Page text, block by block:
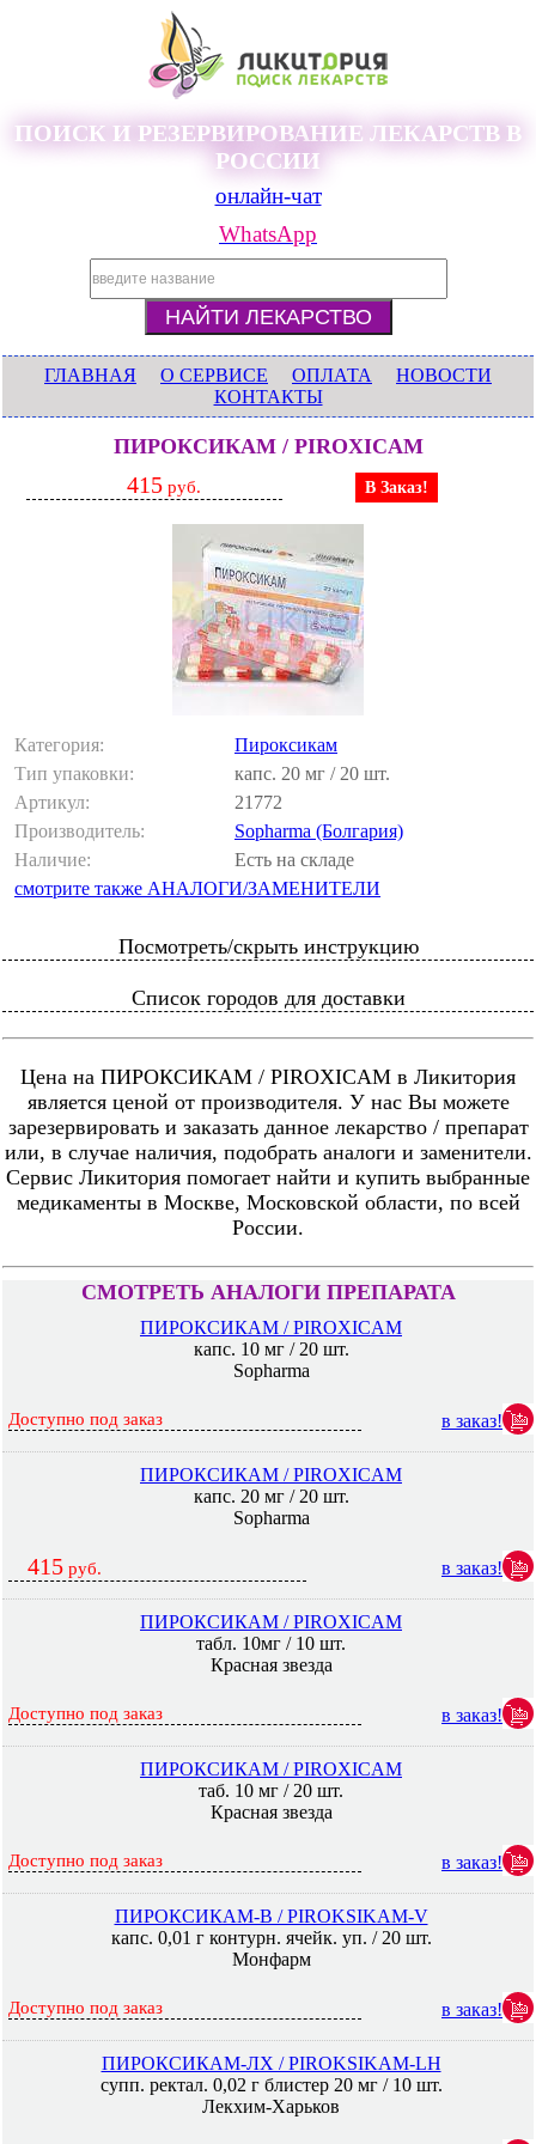
ПОИСК И РЕЗЕРВИРОВАНИЕ ЛЕКАРСТВ В
РОССИИ
онлайн-чат
WhatsApp
ГЛАВНАЯ О СЕРВИСЕ ОПЛАТА
НОВОСТИ
КОНТАКТЫ
ПИРОКСИКАМ / PIROXICAM
415 руб. В Заказ!
Категория:
Пироксикам
Тип упаковки:
капс. 20 мг / 20 шт.
Артикул:
21772
Производитель:
Sopharma (Болгария)
Наличие:
Есть на складе
смотрите также АНАЛОГИ/ЗАМЕНИТЕЛИ
Посмотреть/скрыть инструкцию
Список городов для доставки
Цена на ПИРОКСИКАМ / PIROXICAM в Ликитория
является ценой от производителя. У нас Вы можете
зарезервировать и заказать данное лекарство / препарат
или, в случае наличия, подобрать аналоги и заменители.
Сервис Ликитория помогает найти и купить выбранные
медикаменты в Москве, Московской области, по всей
России.
СМОТРЕТЬ АНАЛОГИ ПРЕПАРАТА
ПИРОКСИКАМ / PIROXICAM
капс. 10 мг / 20 шт.
Sopharma
Доступно под заказ в заказ!
ПИРОКСИКАМ / PIROXICAM
капс. 20 мг / 20 шт.
Sopharma
415 руб. в заказ!
ПИРОКСИКАМ / PIROXICAM
табл. 10мг / 10 шт.
Красная звезда
Доступно под заказ в заказ!
ПИРОКСИКАМ / PIROXICAM
таб. 10 мг / 20 шт.
Красная звезда
Доступно под заказ в заказ!
ПИРОКСИКАМ-В / PIROKSIKAM-V
капс. 0,01 г контурн. ячейк. уп. / 20 шт.
Монфарм
Доступно под заказ в заказ!
ПИРОКСИКАМ-ЛХ / PIROKSIKAM-LH
супп. ректал. 0,02 г блистер 20 мг / 10 шт.
Лекхим-Харьков